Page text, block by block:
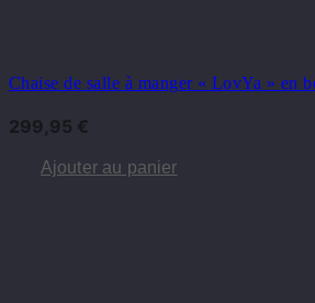
Chaise de salle à manger « LovYa » en
299,95 €
Ajouter au panier